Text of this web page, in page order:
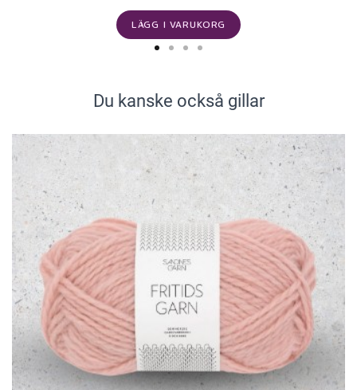
LÄGG I VARUKORG
Du kanske också gillar